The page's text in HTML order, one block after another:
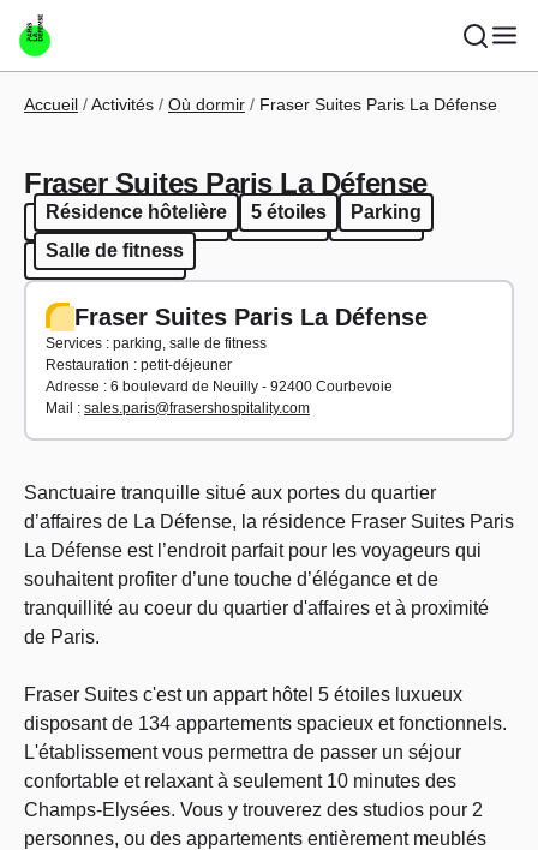
Aller au contenu principal
Fil d'Ariane
Accueil Activités Où dormir Fraser Suites Paris La Défense
Fraser Suites Paris La Défense
Résidence hôtelière 5 étoiles
Parking
Salle de fitness
Résidence hôtelière 5 étoiles
Parking
Salle de fitness
Fraser Suites Paris La Défense
Services : parking, salle de fitness
Restauration : petit-déjeuner
Adresse : 6 boulevard de Neuilly - 92400 Courbevoie
Mail : sales.paris@frasershospitality.com
Sanctuaire tranquille situé aux portes du quartier
d’affaires de La Défense, la résidence Fraser Suites Paris
La Défense est l’endroit parfait pour les voyageurs qui
souhaitent profiter d’une touche d’élégance et de
tranquillité au coeur du quartier d'affaires et à proximité
de Paris.
Fraser Suites c'est un appart hôtel 5 étoiles luxueux
disposant de 134 appartements spacieux et fonctionnels.
L'établissement vous permettra de passer un séjour
confortable et relaxant à seulement 10 minutes des
Champs-Elysées. Vous y trouverez des studios pour 2
personnes, ou des appartements entièrement meublés